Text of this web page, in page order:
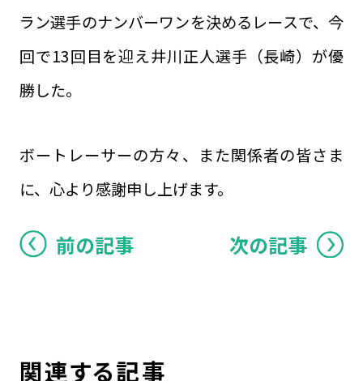
ラン選手のナンバーワンを決めるレースで、今
回で13回目を迎え井川正人選手（長崎）が優
勝した。
ボートレーサーの方々、また関係者の皆さま
に、心より感謝申し上げます。
前の記事 次の記事
関連する記事